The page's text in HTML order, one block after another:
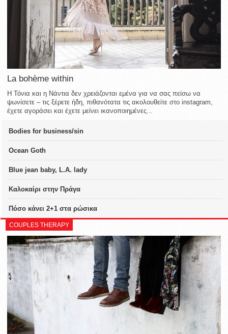
La bohème within
Η Τόνια και η Νάντια δεν χρειάζονται εμένα για να σας πείσω να
ψωνίσετε – τις ξέρετε ήδη, πιθανότατα τις ακολουθείτε στο instagram,
έχετε αγοράσει και έχετε μείνει ικανοποιημένες...
Bodies for business/sin
Ocean Goth
Blue jean baby, L.A. lady
Καλοκαίρι στην Πράγα
Πόσο κάνει 2+1 στα ρώσικα
COUPLES THERAPY